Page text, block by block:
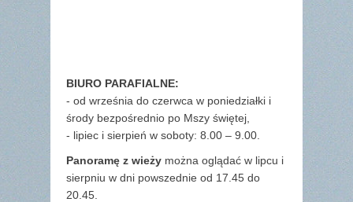
BIURO PARAFIALNE:
- od września do czerwca w poniedziałki i
środy bezpośrednio po Mszy świętej,
- lipiec i sierpień w soboty: 8.00 – 9.00.
Panoramę z wieży można oglądać w lipcu i
sierpniu w dni powszednie od 17.45 do
20.45.